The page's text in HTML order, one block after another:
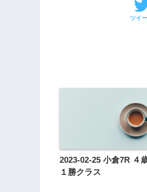
ツイ
2023-02-25 小倉7R ４
１勝クラス